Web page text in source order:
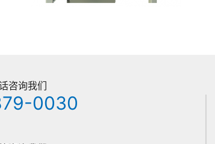
咨询我们
0030